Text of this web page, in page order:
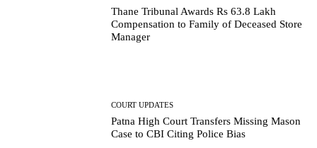
Thane Tribunal Awards Rs 63.8 Lakh
Compensation to Family of Deceased Store
Manager
COURT UPDATES
Patna High Court Transfers Missing Mason
Case to CBI Citing Police Bias